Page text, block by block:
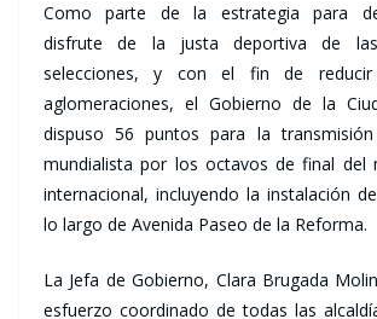
Como parte de la estrategia para
disfrute de la justa deportiva de las
selecciones, y con el fin de
aglomeraciones, el Gobierno de la
dispuso 56 puntos para la
mundialista por los octavos de final del
internacional, incluyendo la instalación
lo largo de Avenida Paseo de la Reforma.
La Jefa de Gobierno, Clara Brugada
esfuerzo coordinado de todas las